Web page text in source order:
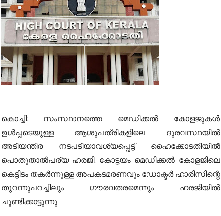
കൊച്ചി: സംസ്ഥാനത്തെ മെഡിക്കല്‍ കോളജുകള്‍
ഉള്‍പ്പടെയുള്ള ആശുപത്രികളിലെ ദുരവസ്ഥയില്‍
അടിയന്തിര നടപടിയാവശ്യപ്പെട്ട് ഹൈക്കോടതിയില്‍
പൊതുതാല്‍പര്യ ഹരജി. കോട്ടയം മെഡിക്കല്‍ കോളജിലെ
കെട്ടിടം തകര്‍ന്നുള്ള അപകടമരണവും ഡോക്ടര്‍ ഹാരിസിന്റെ
തുറന്നുപറച്ചിലും ഗൗരവതരമെന്നും ഹരജിയില്‍
ചൂണ്ടിക്കാട്ടുന്നു.